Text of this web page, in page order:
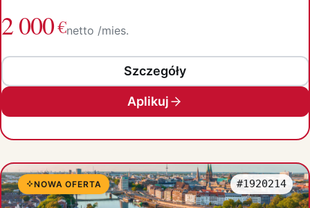
2 000€netto /mies.
Szczegóły
Aplikuj
NOWA OFERTA #1920214